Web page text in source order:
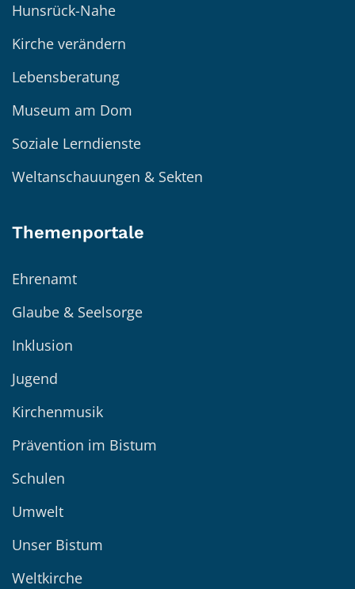
Hunsrück-Nahe
Kirche verändern
Lebensberatung
Museum am Dom
Soziale Lerndienste
Weltanschauungen & Sekten
Themenportale
Ehrenamt
Glaube & Seelsorge
Inklusion
Jugend
Kirchenmusik
Prävention im Bistum
Schulen
Umwelt
Unser Bistum
Weltkirche